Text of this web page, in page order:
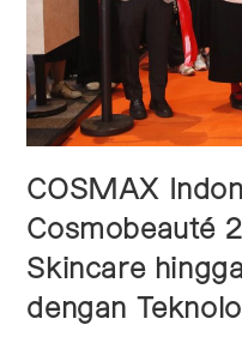
COSMAX
Cosmobeauté
Skincare
dengan